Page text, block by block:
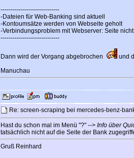
-----------------------------
-Dateien für Web-Banking sind aktuell
-Kontoumsätze werden von Webseite geholt
-Verbindungsproblem mit Webserver: Seite
-----------------------------
Dann wird der Vorgang abgebrochen
und
Manuchau
Re: screen-scraping bei mercedes-benz-
Hast du schon mal im Menü "?" --> Info über
tatsächlich nicht auf die Seite der Bank
Gruß Reinhard